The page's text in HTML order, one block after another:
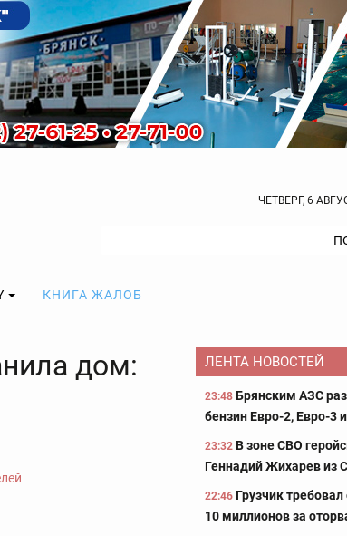
ЧЕТВЕРГ, 6
КНИГА ЖАЛОБ
дом:
ЛЕНТА НОВОСТЕЙ
23:48 Брянским АЗС
бензин Евро-2, Евро-3
23:32 В зоне СВО
Геннадий Жихарев из
22:46 Грузчик
10 миллионов за